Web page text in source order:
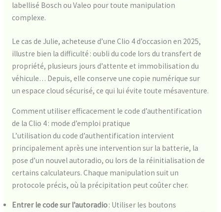
labellisé Bosch ou Valeo pour toute manipulation
complexe.
Le cas de Julie, acheteuse d’une Clio 4 d’occasion en 2025,
illustre bien la difficulté : oubli du code lors du transfert de
propriété, plusieurs jours d’attente et immobilisation du
véhicule… Depuis, elle conserve une copie numérique sur
un espace cloud sécurisé, ce qui lui évite toute mésaventure.
Comment utiliser efficacement le code d’authentification
de la Clio 4 : mode d’emploi pratique
L’utilisation du code d’authentification intervient
principalement après une intervention sur la batterie, la
pose d’un nouvel autoradio, ou lors de la réinitialisation de
certains calculateurs. Chaque manipulation suit un
protocole précis, où la précipitation peut coûter cher.
Entrer le code sur l’autoradio: Utiliser les boutons